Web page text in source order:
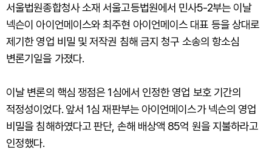
서울법원종합청사 소재 서울고등법원에서 민사5-2부는 이날
넥슨이 아이언메이스와 최주현 아이언메이스 대표 등을 상대로
제기한 영업 비밀 및 저작권 침해 금지 청구 소송의 항소심
변론기일을 가졌다.
이날 변론의 핵심 쟁점은 1심에서 인정한 영업 보호 기간의
적정성이었다. 앞서 1심 재판부는 아이언메이스가 넥슨의 영업
비밀을 침해하였다고 판단, 손해 배상액 85억 원을 지불하라고
인정했다.